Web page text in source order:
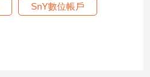
SnY數位帳戶